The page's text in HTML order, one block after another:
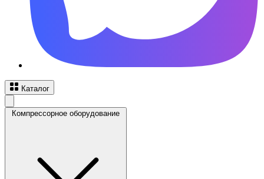
Каталог
Компрессорное оборудование